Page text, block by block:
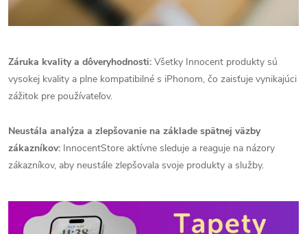
Záruka kvality a dôveryhodnosti: Všetky Innocent produkty sú
vysokej kvality a plne kompatibilné s iPhonom, čo zaisťuje vynikajúci
zážitok pre používateľov.
Neustála analýza a zlepšovanie na základe spätnej väzby
zákazníkov: InnocentStore aktívne sleduje a reaguje na názory
zákazníkov, aby neustále zlepšovala svoje produkty a služby.